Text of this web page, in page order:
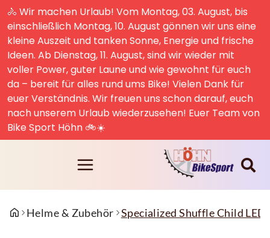
🚴 Wir machen Urlaub! Vom Montag, 03. August, bis
einschließlich Montag, 10. August gönnen wir uns eine
kleine Auszeit und tanken Sonne, Energie und frische
Ideen. Ab Dienstag, 11. August, sind wir wieder mit
voller Power, guter Laune und wie gewohnt für euch
da – bereit für alles rund ums Bike! Vielen Dank für
euer Verständnis. Wir freuen uns schon darauf, euch
nach unserem Urlaub wiederzusehen! Euer Team von
Bike Sport Höhn 🚲☀️
Helme & Zubehör Specialized Shuffle Child